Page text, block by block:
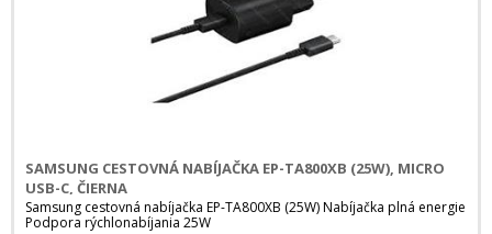
SAMSUNG CESTOVNÁ NABÍJAČKA EP-TA800XB (25W), MICRO
USB-C, ČIERNA
Samsung cestovná nabíjačka EP-TA800XB (25W) Nabíjačka plná energie
Podpora rýchlonabíjania 25W